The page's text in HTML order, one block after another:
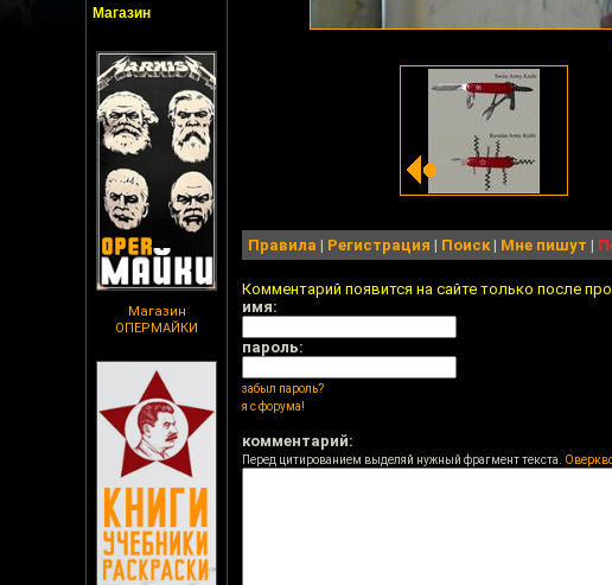
Магазин
Магазин
ОПЕРМАЙКИ
Правила | Регистрация | Поиск| Мне пишут |
Комментарий появится на сайте только после
имя:
пароль:
забыл пароль?
я с форума!
комментарий:
Перед цитированием выделяй нужный фрагмент текста.